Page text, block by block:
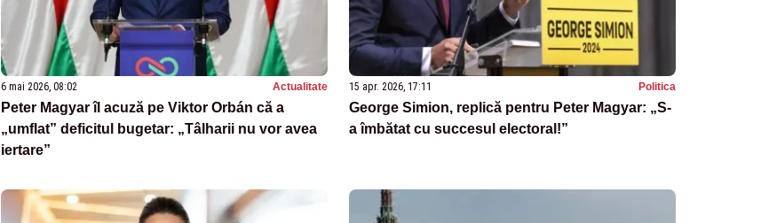
6 mai 2026, 08:02 Actualitate
Peter Magyar îl acuză pe Viktor Orbán că a
„umflat” deficitul bugetar: „Tâlharii nu vor avea
iertare”
15 apr. 2026, 17:11 Politica
George Simion, replică pentru Peter Magyar: „S-
a îmbătat cu succesul electoral!”